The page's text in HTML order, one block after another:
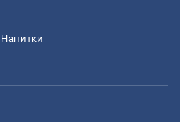
Напитки